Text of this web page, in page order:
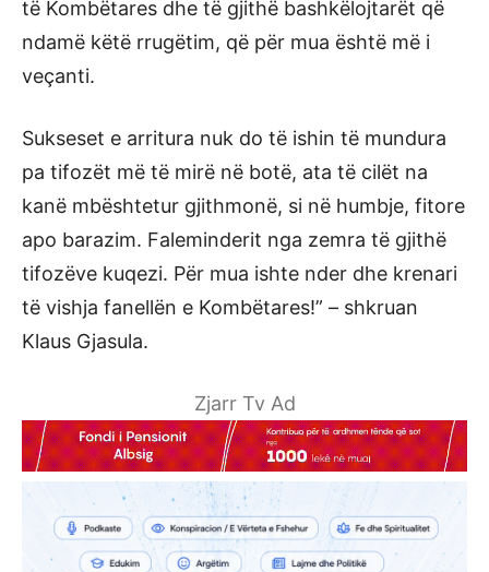
të Kombëtares dhe të gjithë bashkëlojtarët që
ndamë këtë rrugëtim, që për mua është më i
veçanti.
Sukseset e arritura nuk do të ishin të mundura
pa tifozët më të mirë në botë, ata të cilët na
kanë mbështetur gjithmonë, si në humbje, fitore
apo barazim. Faleminderit nga zemra të gjithë
tifozëve kuqezi. Për mua ishte nder dhe krenari
të vishja fanellën e Kombëtares!” – shkruan
Klaus Gjasula.
Zjarr Tv Ad